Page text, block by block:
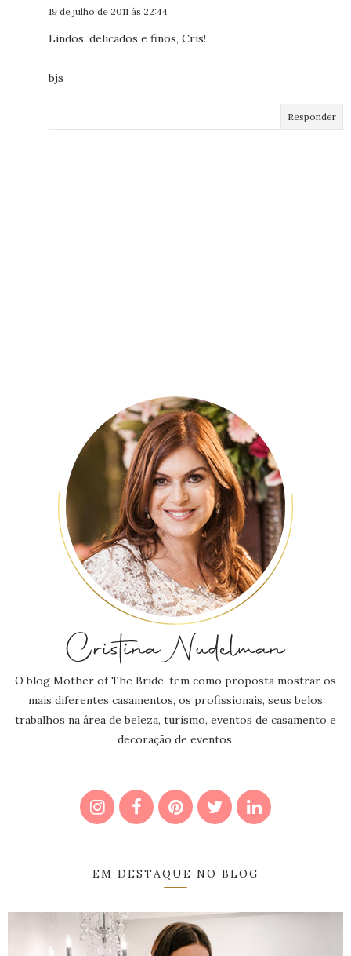
19 de julho de 2011 às 22:44
Lindos, delicados e finos, Cris!
bjs
Responder
O blog Mother of The Bride, tem como proposta mostrar os
mais diferentes casamentos, os profissionais, seus belos
trabalhos na área de beleza, turismo, eventos de casamento e
decoração de eventos.
EM DESTAQUE NO BLOG